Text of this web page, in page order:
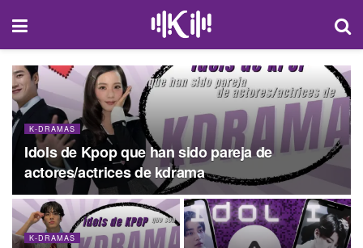
K-DRAMAS
Idols de Kpop que han sido pareja de
actores/actrices de kdrama
K-DRAMAS